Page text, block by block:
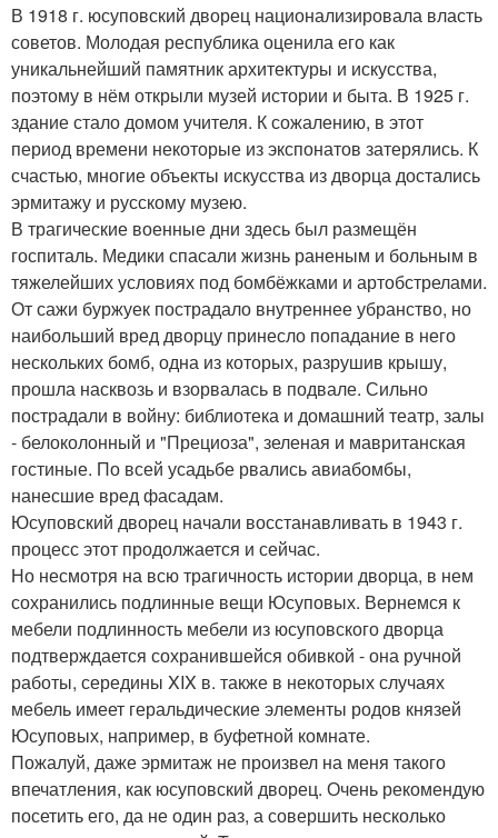
В 1918 г. юсуповский дворец национализировала власть
советов. Молодая республика оценила его как
уникальнейший памятник архитектуры и искусства,
поэтому в нём открыли музей истории и быта. В 1925 г.
здание стало домом учителя. К сожалению, в этот
период времени некоторые из экспонатов затерялись. К
счастью, многие объекты искусства из дворца достались
эрмитажу и русскому музею.
В трагические военные дни здесь был размещён
госпиталь. Медики спасали жизнь раненым и больным в
тяжелейших условиях под бомбёжками и артобстрелами.
От сажи буржуек пострадало внутреннее убранство, но
наибольший вред дворцу принесло попадание в него
нескольких бомб, одна из которых, разрушив крышу,
прошла насквозь и взорвалась в подвале. Сильно
пострадали в войну: библиотека и домашний театр, залы
- белоколонный и "Прециоза", зеленая и мавританская
гостиные. По всей усадьбе рвались авиабомбы,
нанесшие вред фасадам.
Юсуповский дворец начали восстанавливать в 1943 г.
процесс этот продолжается и сейчас.
Но несмотря на всю трагичность истории дворца, в нем
сохранились подлинные вещи Юсуповых. Вернемся к
мебели подлинность мебели из юсуповского дворца
подтверждается сохранившейся обивкой - она ручной
работы, середины XIX в. также в некоторых случаях
мебель имеет геральдические элементы родов князей
Юсуповых, например, в буфетной комнате.
Пожалуй, даже эрмитаж не произвел на меня такого
впечатления, как юсуповский дворец. Очень рекомендую
посетить его, да не один раз, а совершить несколько